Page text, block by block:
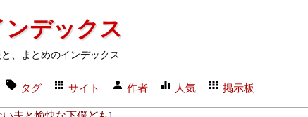
ンデックス
、まとめのインデックス
タグ サイト 作者 人気 掲示板